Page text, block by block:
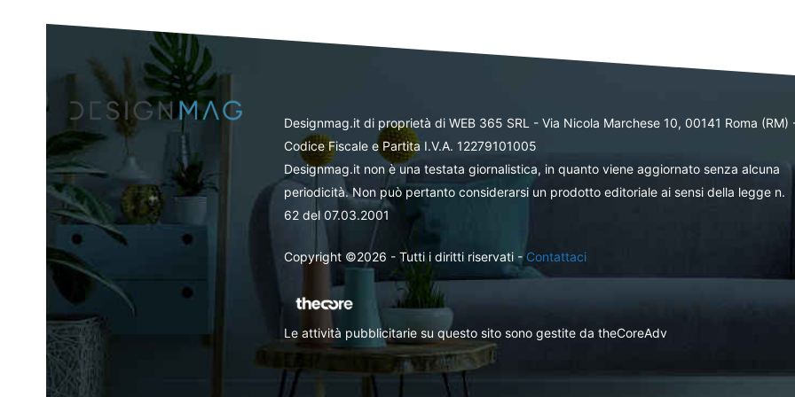
Designmag.it di proprietà di WEB 365 SRL - Via Nicola Marchese 10, 00141 Roma (RM)
Codice Fiscale e Partita I.V.A. 12279101005
Designmag.it non è una testata giornalistica, in quanto viene aggiornato senza alcuna
periodicità. Non può pertanto considerarsi un prodotto editoriale ai sensi della legge n.
62 del 07.03.2001
Copyright ©2026 - Tutti i diritti riservati -Contattaci
Le attività pubblicitarie su questo sito sono gestite da theCoreAdv